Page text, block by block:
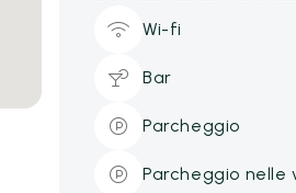
Wi-fi
Bar
Parcheggio
Parcheggio nelle